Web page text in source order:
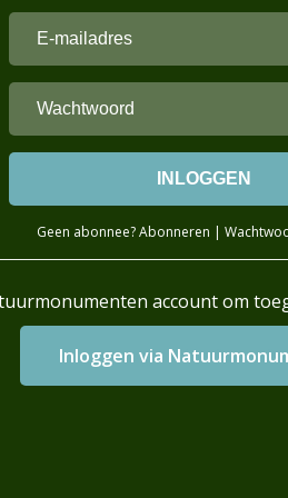
Geen abonnee?Abonneren |
account om
Login with AzureAD